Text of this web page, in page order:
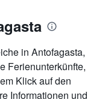
in Antofagasta,
Ferienunterkünfte,
Klick auf den
Informationen und